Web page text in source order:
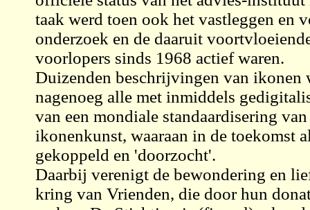
taak werd toen ook het vastleggen en
onderzoek en de daaruit
voorlopers sinds 1968 actief waren.
Duizenden beschrijvingen van ikonen
nagenoeg alle met inmiddels
van een mondiale standaardisering
ikonenkunst, waaraan in de toekomst
gekoppeld en 'doorzocht'.
Daarbij verenigt de bewondering en
kring van Vrienden, die door hun